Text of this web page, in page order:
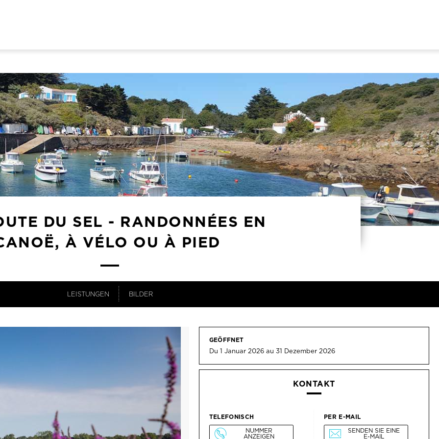
DU SEL - RANDONNÉES EN
À VÉLO OU À PIED
LEISTUNGEN BILDER
GEÖFFNET
Du 1 Januar 2026 au 31 Dezember 2026
KONTAKT
TELEFONISCH
NUMMER
ANZEIGEN
PER E-MAIL
SENDEN SIE EINE
E-MAIL